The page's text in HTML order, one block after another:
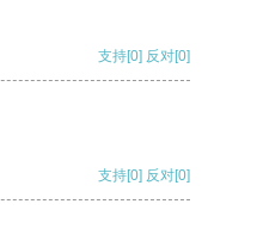
支持[0] 反对[0]
支持[0] 反对[0]